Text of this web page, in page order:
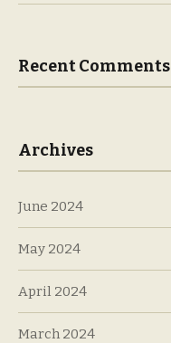
Recent Comments
Archives
June 2024
May 2024
April 2024
March 2024